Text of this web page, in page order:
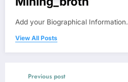
Add your Biographical Information.
View All Posts
Previous post